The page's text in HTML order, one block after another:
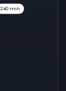
240 min